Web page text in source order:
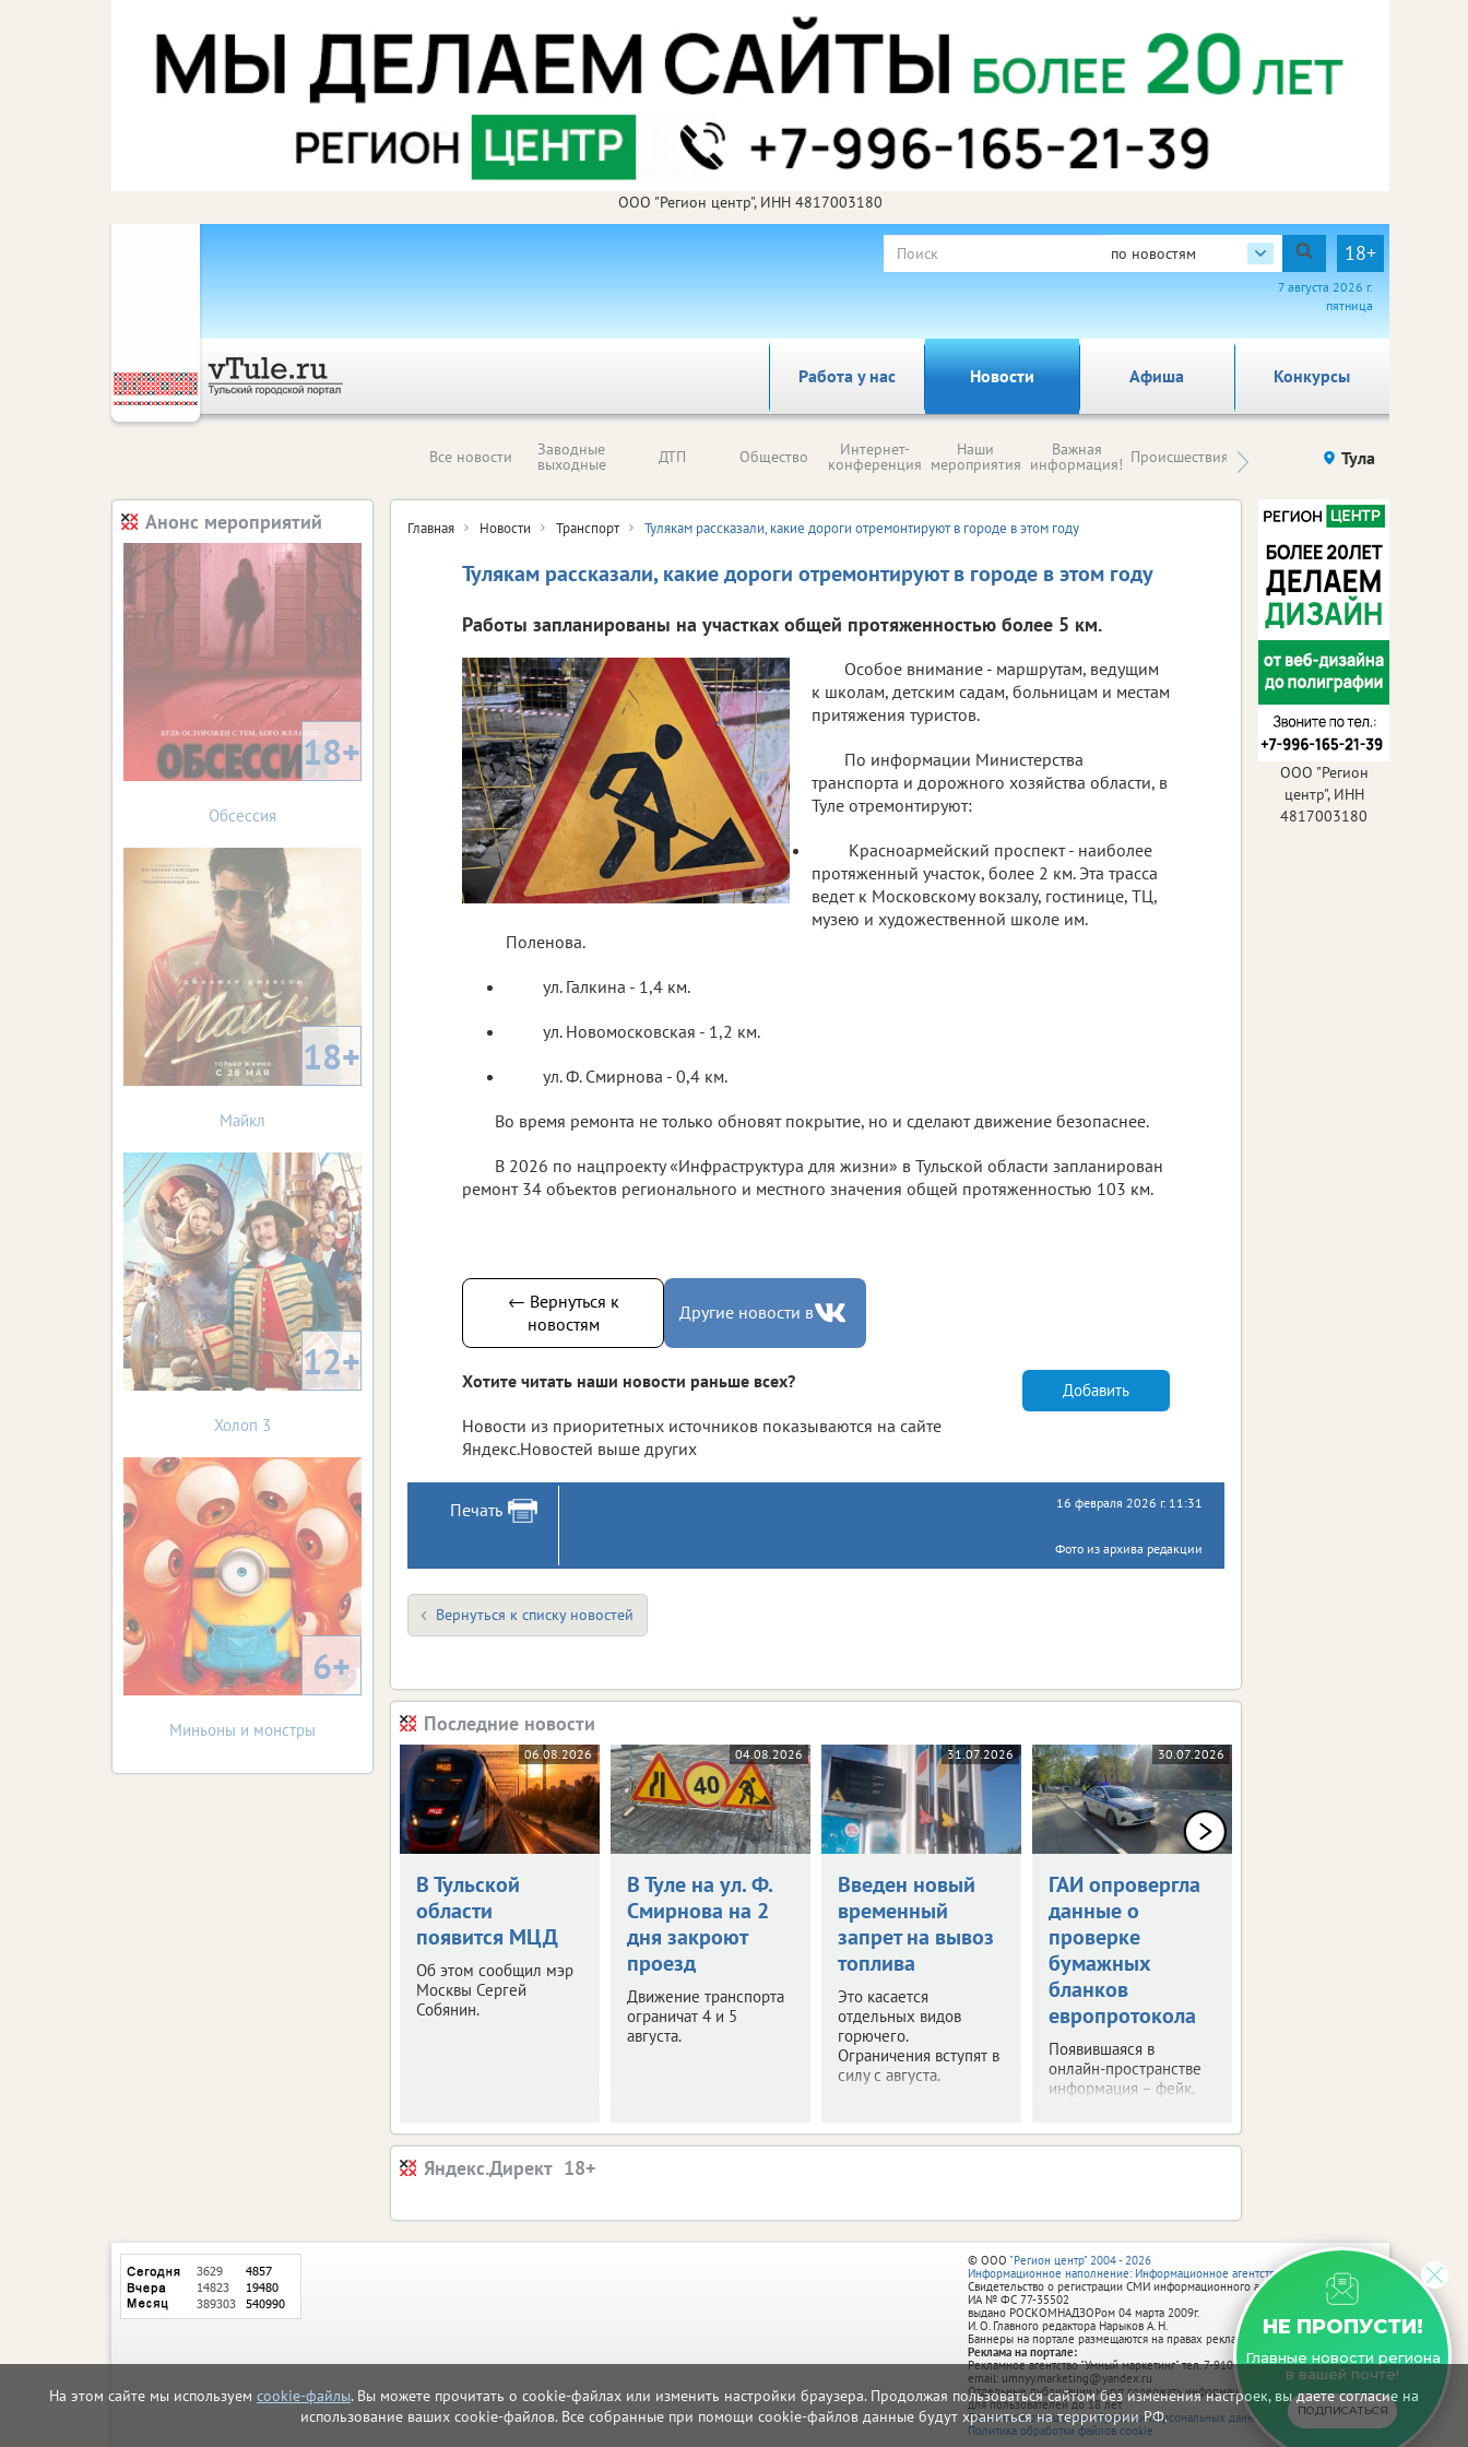
На этом сайте мы используем cookie-файлы. Вы можете прочитать о cookie-файлах или изменить настройки браузера. Продолжая пользоваться сайтом без изменения настроек, вы даете согласие на
использование ваших cookie-файлов. Все собранные при помощи cookie-файлов данные будут храниться на территории РФ.
ООО "Регион центр", ИНН 4817003180
по новостям 18+
7 августа 2026 г.
пятница
Работа у нас Новости Афиша Конкурсы
Все новости Заводные
выходные ДТП Общество Интернет-
конференция
Наши
мероприятия
Важная
информация! Происшествия Здоровье компаний (на
Тула
Главная Новости Транспорт Тулякам рассказали, какие дороги отремонтируют в городе в этом году
Тулякам рассказали, какие дороги отремонтируют в городе в этом году
Работы запланированы на участках общей протяженностью более 5 км.
Особое внимание - маршрутам, ведущим
к школам, детским садам, больницам и местам
притяжения туристов.
По информации Министерства
транспорта и дорожного хозяйства области, в
Туле отремонтируют:
Красноармейский проспект - наиболее
протяженный участок, более 2 км. Эта трасса
ведет к Московскому вокзалу, гостинице, ТЦ,
музею и художественной школе им.
Поленова.
ул. Галкина - 1,4 км.
ул. Новомосковская - 1,2 км.
ул. Ф. Смирнова - 0,4 км.
Во время ремонта не только обновят покрытие, но и сделают движение безопаснее.
В 2026 по нацпроекту «Инфраструктура для жизни» в Тульской области запланирован
ремонт 34 объектов регионального и местного значения общей протяженностью 103 км.
← Вернуться к
новостям
Другие новости в
Хотите читать наши новости раньше всех?
Новости из приоритетных источников показываются на сайте
Яндекс.Новостей выше других
Добавить
Печать 16 февраля 2026 г. 11:31
Фото из архива редакции
Вернуться к списку новостей
Последние новости
06.08.2026
В Тульской
области
появится МЦД
Об этом сообщил мэр
Москвы Сергей
Собянин.
04.08.2026
В Туле на ул. Ф.
Смирнова на 2
дня закроют
проезд
Движение транспорта
ограничат 4 и 5
августа.
31.07.2026
Введен новый
временный
запрет на вывоз
топлива
Это касается
отдельных видов
горючего.
Ограничения вступят в
силу с августа.
30.07.2026
ГАИ опровергла
данные о
проверке
бумажных
бланков
европротокола
Появившаяся в
онлайн-пространстве
информация – фейк.
Яндекс.Директ
Анонс мероприятий
18+
Обсессия
18+
Майкл
12+
Холоп 3
6+
Миньоны и монстры
ООО "Регион
центр", ИНН
4817003180
НЕ ПРОПУСТИ!
Главные новости региона
в вашей почте!
ПОДПИСАТЬСЯ
© ООО "Регион центр" 2004 - 2026
Информационное наполнение: Информационное агентство vRossii.ru
Свидетельство о регистрации СМИ информационного агентства vRossii.ru
ИА № ФС 77‑35502
выдано РОСКОМНАДЗОРом 04 марта 2009г.
И. О. Главного редактора Нарыков А. Н.
Баннеры на портале размещаются на правах рекламы.
Реклама на портале:
Рекламное агентство "Умный маркетинг" тел. 7-910-267-70-40,
email: umnyy.marketing@yandex.ru
Отдельные публикации могут содержать информацию, не предназначенную
для пользователей до 18 лет.
Политика в отношении обработки персональных данных
Политика обработки файлов cookie